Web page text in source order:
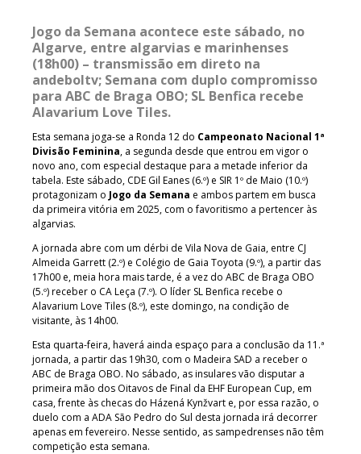
Jogo da Semana acontece este sábado, no
Algarve, entre algarvias e marinhenses
(18h00) – transmissão em direto na
andeboltv; Semana com duplo compromisso
para ABC de Braga OBO; SL Benfica recebe
Alavarium Love Tiles.
Esta semana joga-se a Ronda 12 do Campeonato Nacional 1ª
Divisão Feminina, a segunda desde que entrou em vigor o
novo ano, com especial destaque para a metade inferior da
tabela. Este sábado, CDE Gil Eanes (6.º) e SIR 1º de Maio (10.º)
protagonizam o Jogo da Semana e ambos partem em busca
da primeira vitória em 2025, com o favoritismo a pertencer às
algarvias.
A jornada abre com um dérbi de Vila Nova de Gaia, entre CJ
Almeida Garrett (2.º) e Colégio de Gaia Toyota (9.º), a partir das
17h00 e, meia hora mais tarde, é a vez do ABC de Braga OBO
(5.º) receber o CA Leça (7.º). O líder SL Benfica recebe o
Alavarium Love Tiles (8.º), este domingo, na condição de
visitante, às 14h00.
Esta quarta-feira, haverá ainda espaço para a conclusão da 11.ª
jornada, a partir das 19h30, com o Madeira SAD a receber o
ABC de Braga OBO. No sábado, as insulares vão disputar a
primeira mão dos Oitavos de Final da EHF European Cup, em
casa, frente às checas do Házená Kynžvart e, por essa razão, o
duelo com a ADA São Pedro do Sul desta jornada irá decorrer
apenas em fevereiro. Nesse sentido, as sampedrenses não têm
competição esta semana.